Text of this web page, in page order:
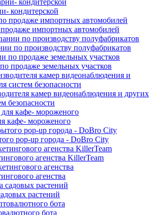
кондитерской
импортных автомобилей
по производству полуфабрикатов
продаже земельных участков
камер видеонаблюдения и других
безопасности
кафе- мороженого
pop-up города - DoBro City
агенства KillerTeam
агенства
растений
бота